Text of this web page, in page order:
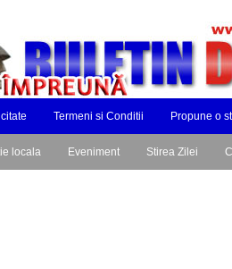
Termeni si Conditii Propune o
locala Eveniment Stirea Zilei